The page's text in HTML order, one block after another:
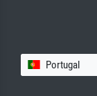
Portugal